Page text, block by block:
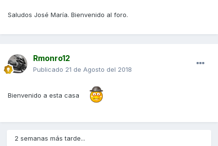
Saludos José María. Bienvenido al foro.
Rmonro12
Publicado 21 de Agosto del 2018
Bienvenido a esta casa
2 semanas más tarde...